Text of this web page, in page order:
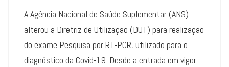
A Agência Nacional de Saúde Suplementar (ANS)
alterou a Diretriz de Utilização (DUT) para realização
do exame Pesquisa por RT-PCR, utilizado para o
diagnóstico da Covid-19. Desde a entrada em vigor